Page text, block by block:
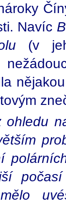
Navíc
(v
ohledu